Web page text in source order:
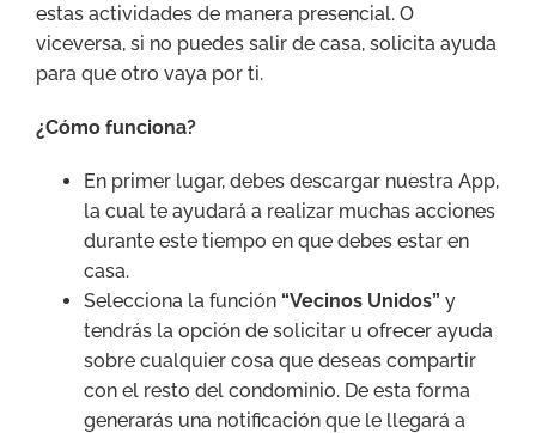
estas actividades de manera presencial. O
viceversa, si no puedes salir de casa, solicita ayuda
para que otro vaya por ti.
¿Cómo funciona?
En primer lugar, debes descargar nuestra App,
la cual te ayudará a realizar muchas acciones
durante este tiempo en que debes estar en
casa.
Selecciona la función “Vecinos Unidos” y
tendrás la opción de solicitar u ofrecer ayuda
sobre cualquier cosa que deseas compartir
con el resto del condominio. De esta forma
generarás una notificación que le llegará a